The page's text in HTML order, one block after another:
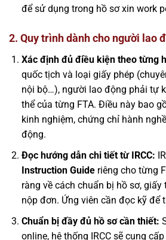
để sử dụng trong hồ sơ xin work
2. Quy trình dành cho người lao
Xác định đủ điều kiện theo từng
quốc tịch và loại giấy phép
nội bộ…), người lao động phải tự
thể của từng FTA. Điều này bao
kinh nghiệm, chứng chỉ hành
động.
Đọc hướng dẫn chi tiết từ IRCC:
Instruction Guideriêng cho từng
ràng về cách chuẩn bị hồ sơ,
nộp đơn. Ứng viên cần đọc kỹ để
Chuẩn bị đầy đủ hồ sơ cần thiết:
online, hệ thống IRCC sẽ cung